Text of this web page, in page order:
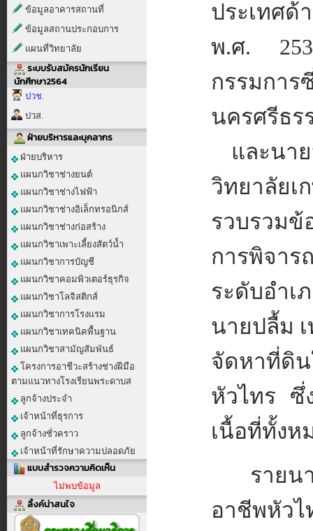
ข้อมูลอาคารสถานที่
ข้อมูลสถานประกอบการ
แผนที่วิทยาลัย
ระบบรับสมัครนักเรียน
นักศึกษา2564
ปวช.
ปวส.
ฝ่ายบริหารและบุคลากร
ฝ่ายบริหาร
แผนกวิชาช่างยนต์
แผนกวิชาช่างไฟฟ้า
แผนกวิชาช่างอิเล็กทรอนิกส์
แผนกวิชาช่างก่อสร้าง
แผนกวิชาเพาะเลี้ยงสัตว์น้ำ
แผนกวิชาการบัญชี
แผนกวิชาคอมพิวเตอร์ธุรกิจ
แผนกวิชาโลจิสติกส์
แผนกวิชาการโรงแรม
แผนกวิชาเทคนิคพื้นฐาน
แผนกวิชาสามัญสัมพันธ์
โครงการอาชีวะสร้างช่างฝีมือ
ตามแนวทางโรงเรียนพระดาบส
ลูกจ้างประจำ
เจ้าหน้าที่ธุรการ
ลูกจ้างชั่วคราว
เจ้าหน้าที่รักษาความปลอดภัย
แบบสำรวจความคิดเห็น
ไม่พบข้อมูล
ลิ้งค์น่าสนใจ
ประเทศ
พ.ศ.
กรรมกา
นครศรีธ
และน
วิทยาลัยเ
รวบรวม
การพิจา
ระดับอำเ
นายปลื้ม
จัดหาที่
หัวไทร ซึ่
เนื้อที่ทั้ง
รายน
อาชีพหัวไ